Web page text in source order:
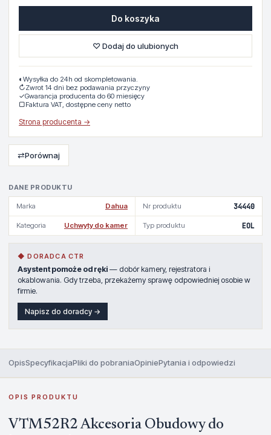
DANE PRODUKTU
Marka Dahua Nr produktu 34440
Kategoria Uchwyty do kamer Typ produktu EOL
◆ DORADCA CTR
Asystent pomoże od ręki — dobór kamery, rejestratora i
okablowania. Gdy trzeba, przekażemy sprawę odpowiedniej osobie w
firmie.
Napisz do doradcy →
Do koszyka
♡ Dodaj do ulubionych
◐ Wysyłka do 24h od skompletowania.
↻Zwrot 14 dni bez podawania przyczyny
✓Gwarancja producenta do 60 miesięcy
▢Faktura VAT, dostępne ceny netto
Strona producenta →
⇄Porównaj
OpisSpecyfikacjaPliki do pobraniaOpiniePytania i odpowiedzi
OPIS PRODUKTU
VTM52R2 Akcesoria Obudowy do